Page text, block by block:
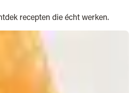
recepten die écht werken.